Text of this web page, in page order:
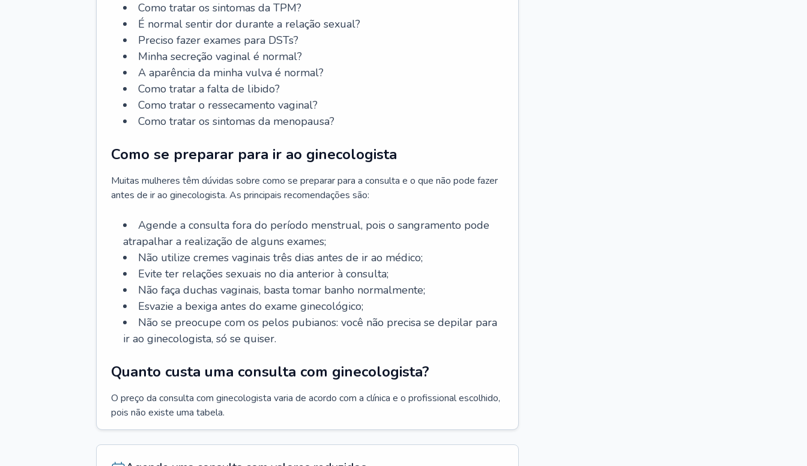
Como tratar os sintomas da TPM?
É normal sentir dor durante a relação sexual?
Preciso fazer exames para DSTs?
Minha secreção vaginal é normal?
A aparência da minha vulva é normal?
Como tratar a falta de libido?
Como tratar o ressecamento vaginal?
Como tratar os sintomas da menopausa?
Como se preparar para ir ao ginecologista
Muitas mulheres têm dúvidas sobre como se preparar para a consulta e o que não pode fazer
antes de ir ao ginecologista. As principais recomendações são:
Agende a consulta fora do período menstrual, pois o sangramento pode
atrapalhar a realização de alguns exames;
Não utilize cremes vaginais três dias antes de ir ao médico;
Evite ter relações sexuais no dia anterior à consulta;
Não faça duchas vaginais, basta tomar banho normalmente;
Esvazie a bexiga antes do exame ginecológico;
Não se preocupe com os pelos pubianos: você não precisa se depilar para
ir ao ginecologista, só se quiser.
Quanto custa uma consulta com ginecologista?
O preço da consulta com ginecologista varia de acordo com a clínica e o profissional escolhido,
pois não existe uma tabela.